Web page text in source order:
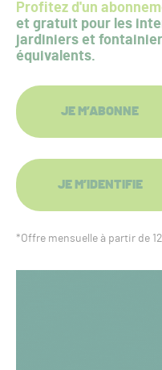
Profitez d'un
et gratuit pour les
jardiniers et
équivalents.
JE M’ABONNE
JE M’IDENTIFIE
*Offre mensuelle à partir de